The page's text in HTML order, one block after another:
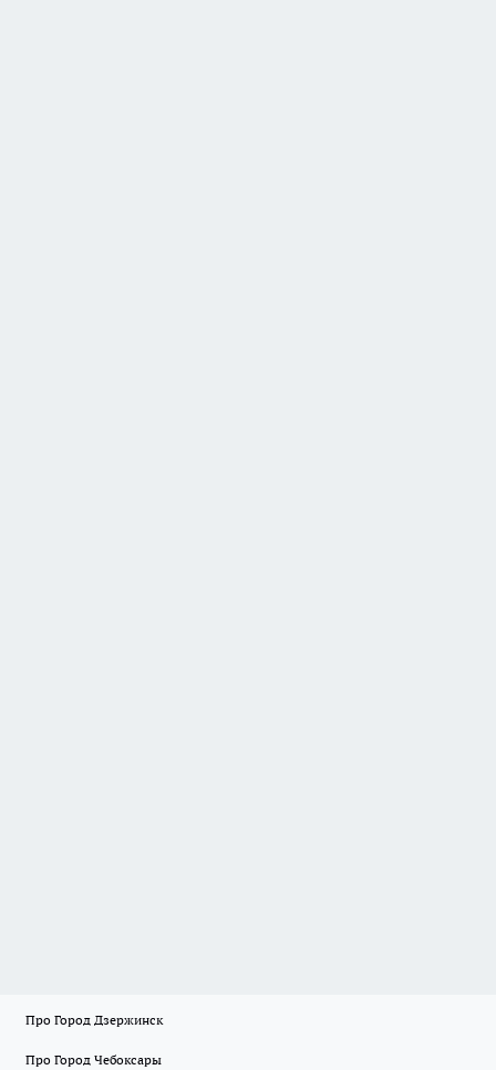
Про Город Дзержинск
Про Город Чебоксары